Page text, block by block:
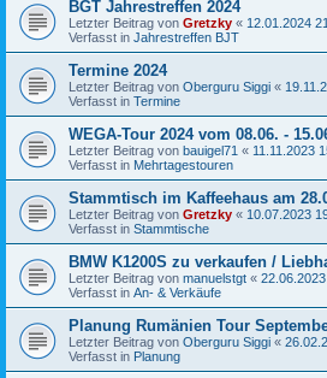
BGT Jahrestreffen 2024
Letzter Beitrag von Gretzky « 12.01.2024
Verfasst in Jahrestreffen BJT
Termine 2024
Letzter Beitrag von Oberguru Siggi «
Verfasst in Termine
WEGA-Tour 2024 vom 08.06. -
Letzter Beitrag von bauigel71 « 11.11.2023
Verfasst in Mehrtagestouren
Stammtisch im Kaffeehaus am
Letzter Beitrag von Gretzky « 10.07.2023
Verfasst in Stammtische
BMW K1200S zu verkaufen /
Letzter Beitrag von manuelstgt «
Verfasst in An- & Verkäufe
Planung Rumänien Tour
Letzter Beitrag von Oberguru Siggi «
Verfasst in Planung